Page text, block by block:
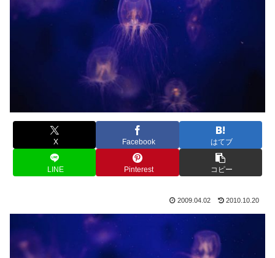
X Facebook はてブ
LINE Pinterest コピー
2009.04.02 2010.10.20